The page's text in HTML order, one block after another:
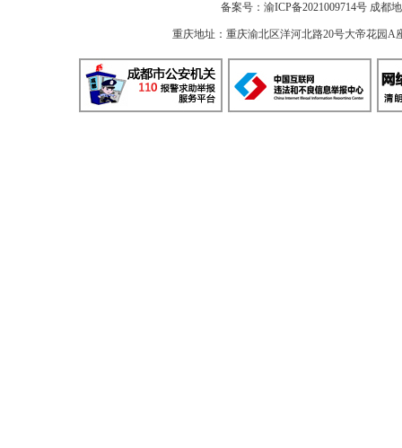
备案号： 渝ICP备2021009714号 成都
重庆地址：重庆渝北区洋河北路20号大帝花园A